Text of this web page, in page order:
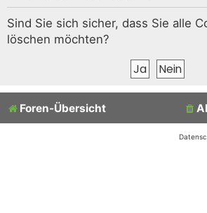
Sind Sie sich sicher, dass Sie alle
löschen möchten?
Foren-Übersicht